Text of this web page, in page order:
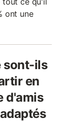
ont une
sont-ils
en
d'amis